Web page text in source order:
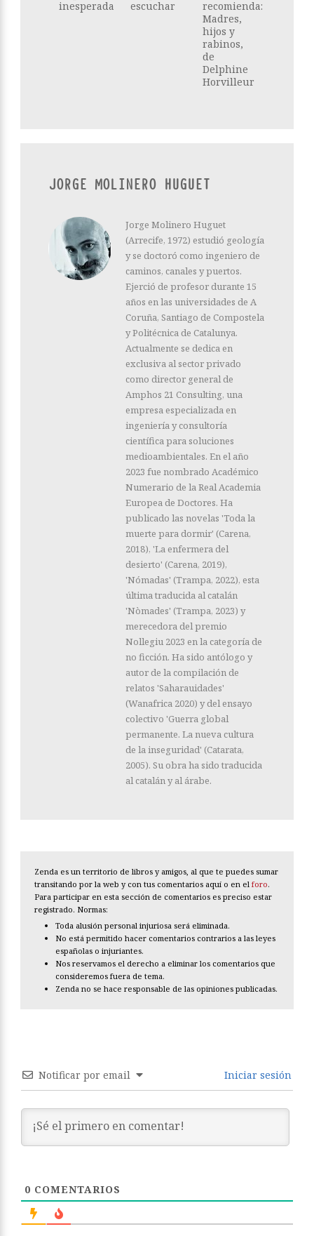
inesperada
escuchar
recomienda:
Madres,
hijos y
rabinos,
de
Delphine
Horvilleur
JORGE MOLINERO HUGUET
Jorge Molinero Huguet
(Arrecife, 1972) estudió geología
y se doctoró como ingeniero de
caminos, canales y puertos.
Ejerció de profesor durante 15
años en las universidades de A
Coruña, Santiago de Compostela
y Politécnica de Catalunya.
Actualmente se dedica en
exclusiva al sector privado
como director general de
Amphos 21 Consulting, una
empresa especializada en
ingeniería y consultoría
científica para soluciones
medioambientales. En el año
2023 fue nombrado Académico
Numerario de la Real Academia
Europea de Doctores. Ha
publicado las novelas 'Toda la
muerte para dormir' (Carena,
2018), 'La enfermera del
desierto' (Carena, 2019),
'Nómadas' (Trampa, 2022), esta
última traducida al catalán
'Nòmades' (Trampa, 2023) y
merecedora del premio
Nollegiu 2023 en la categoría de
no ficción. Ha sido antólogo y
autor de la compilación de
relatos 'Saharauidades'
(Wanafrica 2020) y del ensayo
colectivo 'Guerra global
permanente. La nueva cultura
de la inseguridad' (Catarata,
2005). Su obra ha sido traducida
al catalán y al árabe.
Zenda es un territorio de libros y amigos, al que te puedes sumar
transitando por la web y con tus comentarios aquí o en el foro.
Para participar en esta sección de comentarios es preciso estar
registrado. Normas:
Toda alusión personal injuriosa será eliminada.
No está permitido hacer comentarios contrarios a las leyes
españolas o injuriantes.
Nos reservamos el derecho a eliminar los comentarios que
consideremos fuera de tema.
Zenda no se hace responsable de las opiniones publicadas.
Notificar por email Iniciar sesión
0 COMENTARIOS